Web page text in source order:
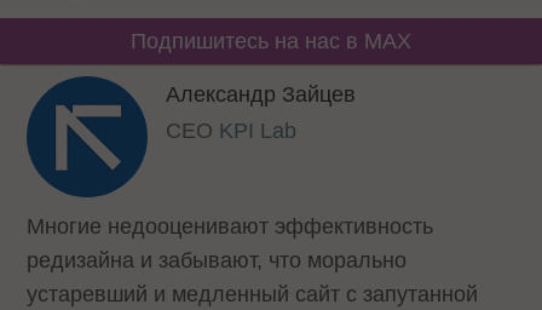
Подпишитесь на нас в MAX
Александр Зайцев
CEO KPI Lab
Многие недооценивают эффективность
редизайна и забывают, что морально
устаревший и медленный сайт с запутанной